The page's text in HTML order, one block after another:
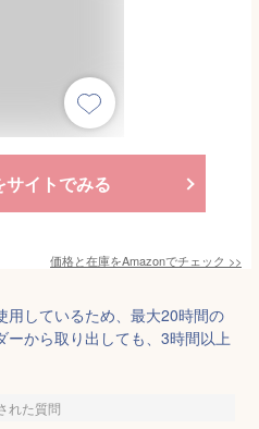
サイトでみる
価格と在庫をAmazonでチェック >>
用しているため、最大20時間の
から取り出しても、3時間以上
れた質問